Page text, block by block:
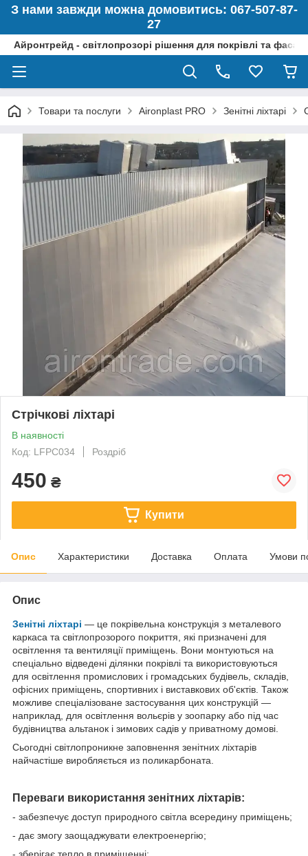
З нами завжди можна домовитись: 067-507-87-
27
Айронтрейд - світлопрозорі рішення для покрівлі та
Товари та послуги Aironplast PRO Зенітні ліхтарі
Стрічкові ліхтарі
В наявності
Код: LFPC034
Роздріб
450 ₴
Купити
Опис Характеристики Доставка Оплата Умови
Опис
Зенітні ліхтарі — це покрівельна конструкція з металевого
каркаса та світлопрозорого покриття, які призначені для
освітлення та вентиляції приміщень. Вони монтуються на
спеціально відведені ділянки покрівлі та використовуються
для освітлення промислових і громадських будівель, складів,
офісних приміщень, спортивних і виставкових об'єктів. Також
можливе спеціалізоване застосування цих конструкцій —
наприклад, для освітлення вольєрів у зоопарку або під час
будівництва альтанок і зимових садів у приватному домові.
Сьогодні світлопроникне заповнення зенітних ліхтарів
найчастіше виробляється из поликарбоната.
Переваги використання зенітних ліхтарів:
- забезпечує доступ природного світла всередину приміщень;
- дає змогу заощаджувати електроенергію;
- зберігає тепло в приміщенні;